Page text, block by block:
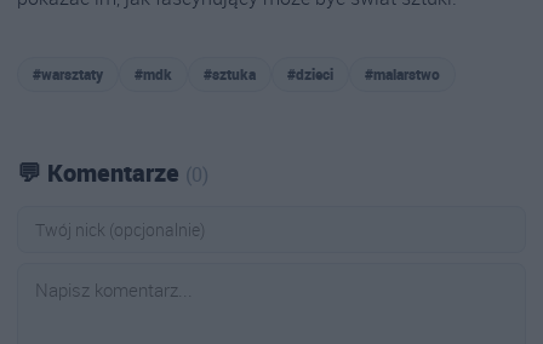
#warsztaty #mdk #sztuka #dzieci #malarstwo
💬 Komentarze (0)